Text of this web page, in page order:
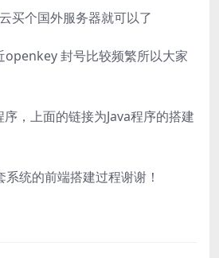
买个国外服务器就可以了
openkey 封号比较频繁所以大家
，上面的链接为Java程序的搭建
统的前端搭建过程谢谢！